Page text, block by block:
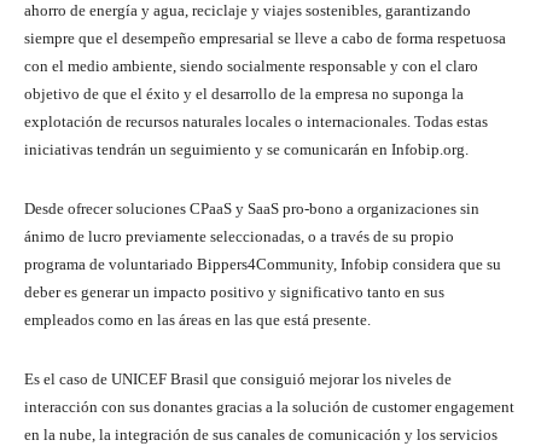
ahorro de energía y agua, reciclaje y viajes sostenibles, garantizando
siempre que el desempeño empresarial se lleve a cabo de forma respetuosa
con el medio ambiente, siendo socialmente responsable y con el claro
objetivo de que el éxito y el desarrollo de la empresa no suponga la
explotación de recursos naturales locales o internacionales. Todas estas
iniciativas tendrán un seguimiento y se comunicarán en Infobip.org.
Desde ofrecer soluciones CPaaS y SaaS pro-bono a organizaciones sin
ánimo de lucro previamente seleccionadas, o a través de su propio
programa de voluntariado Bippers4Community, Infobip considera que su
deber es generar un impacto positivo y significativo tanto en sus
empleados como en las áreas en las que está presente.
Es el caso de UNICEF Brasil que consiguió mejorar los niveles de
interacción con sus donantes gracias a la solución de customer engagement
en la nube, la integración de sus canales de comunicación y los servicios